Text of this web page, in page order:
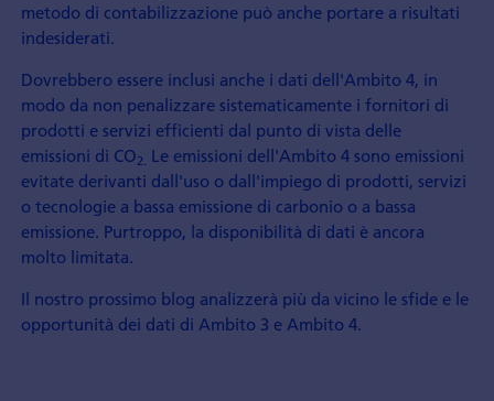
metodo di contabilizzazione può anche portare a risultati
indesiderati.
Dovrebbero essere inclusi anche i dati dell'Ambito 4, in
modo da non penalizzare sistematicamente i fornitori di
prodotti e servizi efficienti dal punto di vista delle
emissioni di CO2. Le emissioni dell'Ambito 4 sono emissioni
evitate derivanti dall'uso o dall'impiego di prodotti, servizi
o tecnologie a bassa emissione di carbonio o a bassa
emissione. Purtroppo, la disponibilità di dati è ancora
molto limitata.
Il nostro prossimo blog analizzerà più da vicino le sfide e le
opportunità dei dati di Ambito 3 e Ambito 4.